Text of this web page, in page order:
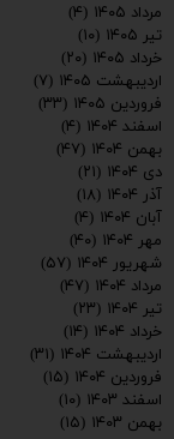
مرداد ۱۴۰۵
(۴)
تیر ۱۴۰۵
(۱۰)
خرداد ۱۴۰۵
(۲۰)
اردیبهشت ۱۴۰۵
(۷)
فروردین ۱۴۰۵
(۳۳)
اسفند ۱۴۰۴
(۴)
بهمن ۱۴۰۴
(۴۷)
دی ۱۴۰۴
(۲۱)
آذر ۱۴۰۴
(۱۸)
آبان ۱۴۰۴
(۴)
مهر ۱۴۰۴
(۴۰)
شهریور ۱۴۰۴
(۵۷)
مرداد ۱۴۰۴
(۴۷)
تیر ۱۴۰۴
(۲۳)
خرداد ۱۴۰۴
(۱۴)
اردیبهشت ۱۴۰۴
(۳۱)
فروردین ۱۴۰۴
(۱۵)
اسفند ۱۴۰۳
(۱۰)
بهمن ۱۴۰۳
(۱۵)